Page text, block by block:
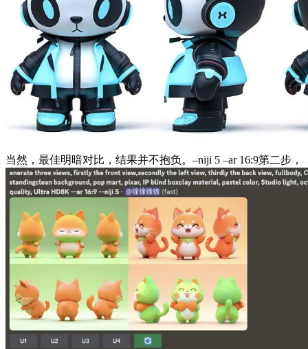
当然，最佳明暗对比，结果并不抱负。–niji 5 –ar 16:9第二步，